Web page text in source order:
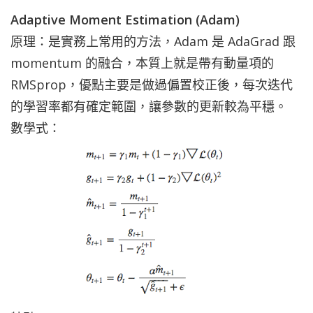
Adaptive Moment Estimation (Adam)
原理： 是實務上常用的方法，Adam 是 AdaGrad 跟
momentum 的融合，本質上就是帶有動量項的
RMSprop，優點主要是做過偏置校正後，每次迭代
的學習率都有確定範圍，讓參數的更新較為平穩。
數學式：